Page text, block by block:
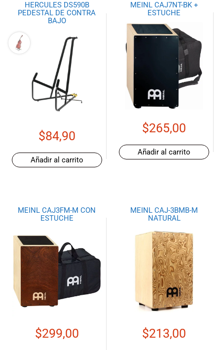
HERCULES DS590B
PEDESTAL DE CONTRA
BAJO
$84,90
Añadir al carrito
MEINL CAJ7NT-BK +
ESTUCHE
$265,00
Añadir al carrito
MEINL CAJ3FM-M CON
ESTUCHE
$299,00
MEINL CAJ-3BMB-M
NATURAL
$213,00